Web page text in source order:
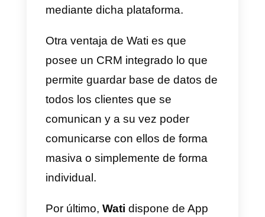
escaneando el código QR en
pantalla.
Ventajas y desventajas de